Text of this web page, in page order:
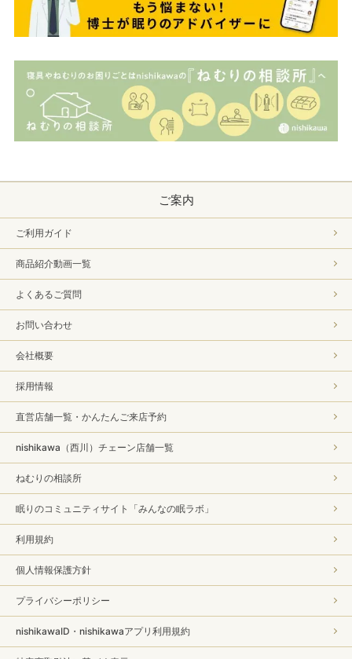
ご案内
ご利用ガイド
商品紹介動画一覧
よくあるご質問
お問い合わせ
会社概要
採用情報
直営店舗一覧・かんたんご来店予約
nishikawa（西川）チェーン店舗一覧
ねむりの相談所
眠りのコミュニティサイト「みんなの眠ラボ」
利用規約
個人情報保護方針
プライバシーポリシー
nishikawaID・nishikawaアプリ利用規約